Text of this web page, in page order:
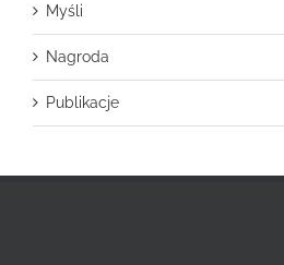
Myśli
Nagroda
Publikacje